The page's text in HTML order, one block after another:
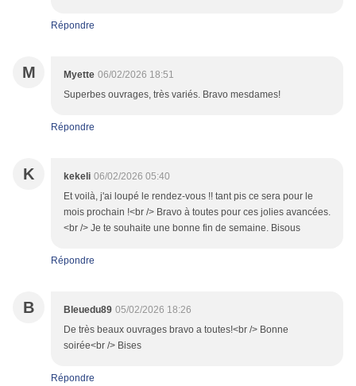
Répondre
M Myette 06/02/2026 18:51
Superbes ouvrages, très variés. Bravo mesdames!
Répondre
K kekeli 06/02/2026 05:40
Et voilà, j'ai loupé le rendez-vous !! tant pis ce sera pour le
mois prochain !<br /> Bravo à toutes pour ces jolies avancées.
<br /> Je te souhaite une bonne fin de semaine. Bisous
Répondre
B Bleuedu89 05/02/2026 18:26
De très beaux ouvrages bravo a toutes!<br /> Bonne
soirée<br /> Bises
Répondre